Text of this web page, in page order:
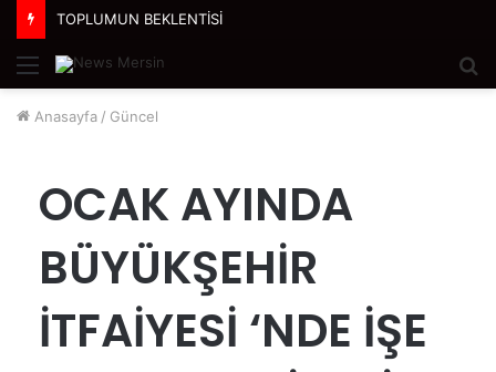
TOPLUMUN BEKLENTİSİ
Menü
Anasayfa / Güncel
OCAK AYINDA
BÜYÜKŞEHİR
İTFAİYESİ ‘NDE İŞE